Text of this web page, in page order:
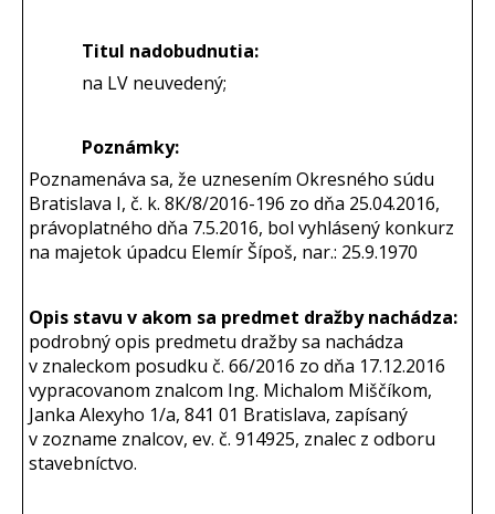
Titul nadobudnutia:
na LV neuvedený;
Poznámky:
Poznamenáva sa, že uznesením Okresného súdu
Bratislava I, č. k. 8K/8/2016-196 zo dňa 25.04.2016,
právoplatného dňa 7.5.2016, bol vyhlásený konkurz
na majetok úpadcu Elemír Šípoš, nar.: 25.9.1970
Opis stavu v akom sa predmet dražby nachádza:
podrobný opis predmetu dražby sa nachádza
v znaleckom posudku č. 66/2016 zo dňa 17.12.2016
vypracovanom znalcom Ing. Michalom Miščíkom,
Janka Alexyho 1/a, 841 01 Bratislava, zapísaný
v zozname znalcov, ev. č. 914925, znalec z odboru
stavebníctvo.